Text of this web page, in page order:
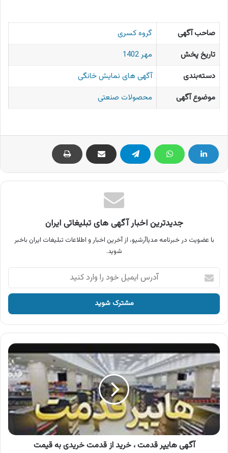
صاحب آگهی
گروه کسری
تاریخ پخش
مهر 1402
دسته‌بندی
آگهی های نمایش خانگی
موضوع آگهی
محصولات صنعتی
جدیدترین اخبار آگهی های تبلیغاتی ایران
با عضویت در خبرنامه مدیاآرشیو، از آخرین اخبار و اطلاعات تبلیغات ایران باخبر
شوید.
آدرس
ایمیل
خود
وارد
کنید
آگهی
هایپر
قدمت
،
خرید
از
قدمت
خریدی
به
آگهی هایپر قدمت ، خرید از قدمت خریدی به قیمت